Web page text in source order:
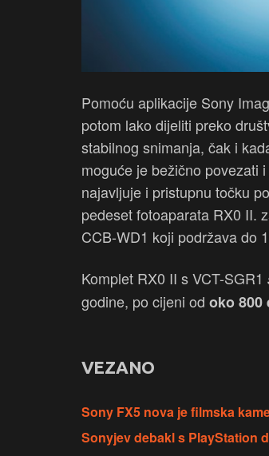
Pomoću aplikacije Sony
potom lako dijeliti preko
stabilnog snimanja, čak i
moguće je bežično povezati
najavljuje i pristupnu točku
pedeset fotoaparata RX0 II.
CCB-WD1 koji podržava do
Komplet RX0 II s VCT-SGR1
godine, po cijeni od oko 800
VEZANO
Sony FX5 nova je filmska
Sonyjev debakl s PlayStation